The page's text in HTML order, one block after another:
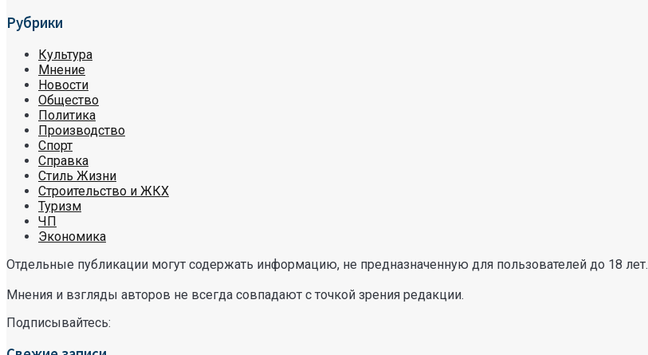
Рубрики
Культура
Мнение
Новости
Общество
Политика
Производство
Спорт
Справка
Стиль Жизни
Строительство и ЖКХ
Туризм
ЧП
Экономика
Отдельные публикации могут содержать информацию, не предназначенную для пользователей до 18 лет.
Мнения и взгляды авторов не всегда совпадают с точкой зрения редакции.
Подписывайтесь: